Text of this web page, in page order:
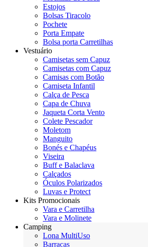
Estojos
Bolsas Tiracolo
Pochete
Porta Empate
Bolsa porta Carretilhas
Vestuário
Camisetas sem Capuz
Camisetas com Capuz
Camisas com Botão
Camiseta Infantil
Calça de Pesca
Capa de Chuva
Jaqueta Corta Vento
Colete Pescador
Moletom
Manguito
Bonés e Chapéus
Viseira
Buff e Balaclava
Calçados
Óculos Polarizados
Luvas e Protect
Kits Promocionais
Vara e Carretilha
Vara e Molinete
Camping
Lona MultiUso
Barracas